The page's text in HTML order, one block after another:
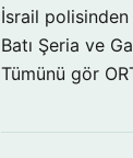
İsrail polisinden
Batı Şeria ve
Tümünü gör